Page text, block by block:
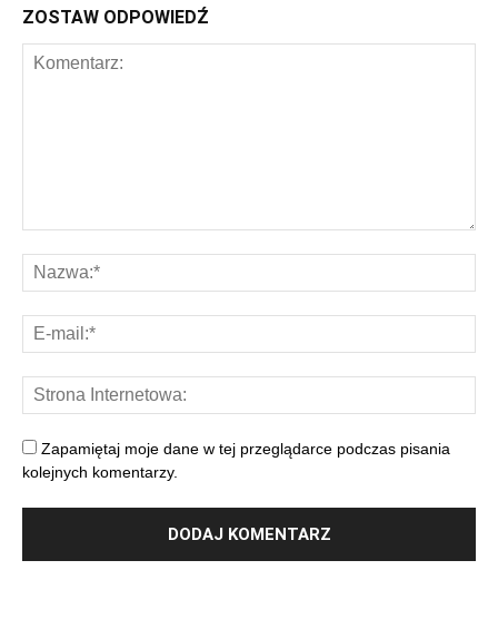
ZOSTAW ODPOWIEDŹ
Zapamiętaj moje dane w tej przeglądarce podczas pisania
kolejnych komentarzy.